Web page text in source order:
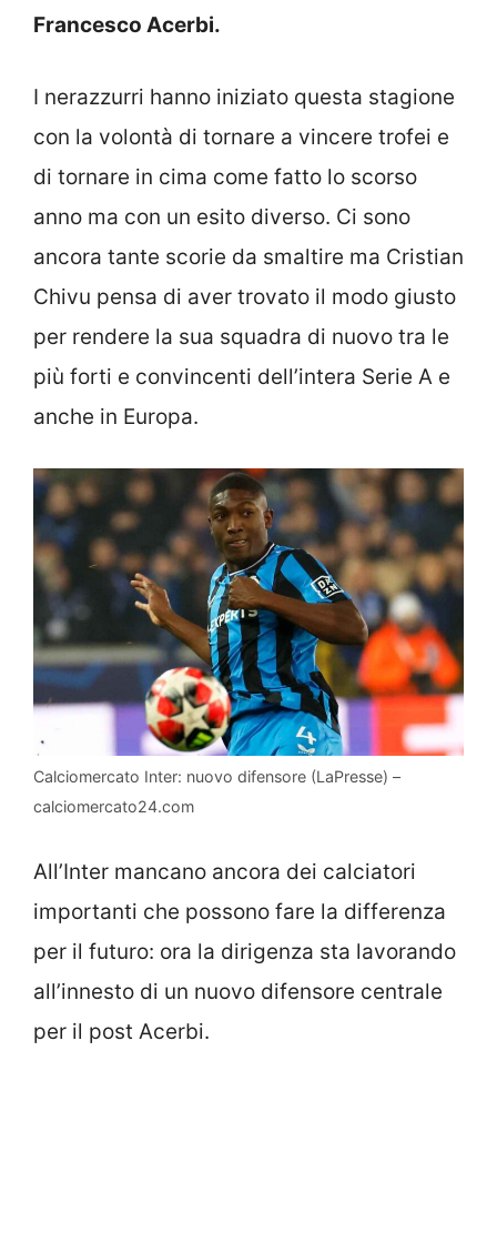
Francesco Acerbi.
I nerazzurri hanno iniziato questa stagione
con la volontà di tornare a vincere trofei e
di tornare in cima come fatto lo scorso
anno ma con un esito diverso. Ci sono
ancora tante scorie da smaltire ma Cristian
Chivu pensa di aver trovato il modo giusto
per rendere la sua squadra di nuovo tra le
più forti e convincenti dell’intera Serie A e
anche in Europa.
Calciomercato Inter: nuovo difensore (LaPresse) –
calciomercato24.com
All’Inter mancano ancora dei calciatori
importanti che possono fare la differenza
per il futuro: ora la dirigenza sta lavorando
all’innesto di un nuovo difensore centrale
per il post Acerbi.